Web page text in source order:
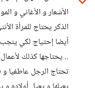
الأشعار و الأغاني و
الذكر يحتاج للمرأة
أيضا إحتياج لكي ينجب
.. يحتاجها كذلك
تحتاج الرجل عاطفيا